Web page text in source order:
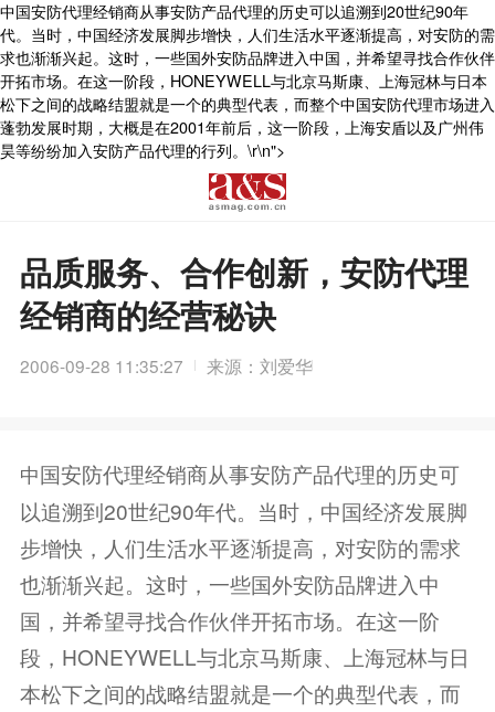
中国安防代理经销商从事安防产品代理的历史可以追溯到20世纪90年
代。当时，中国经济发展脚步增快，人们生活水平逐渐提高，对安防的需
求也渐渐兴起。这时，一些国外安防品牌进入中国，并希望寻找合作伙伴
开拓市场。在这一阶段，HONEYWELL与北京马斯康、上海冠林与日本
松下之间的战略结盟就是一个的典型代表，而整个中国安防代理市场进入
蓬勃发展时期，大概是在2001年前后，这一阶段，上海安盾以及广州伟
昊等纷纷加入安防产品代理的行列。\r\n">
品质服务、合作创新，安防代理
经销商的经营秘诀
2006-09-28 11:35:27 来源：刘爱华
中国安防代理经销商从事安防产品代理的历史可
以追溯到20世纪90年代。当时，中国经济发展脚
步增快，人们生活水平逐渐提高，对安防的需求
也渐渐兴起。这时，一些国外安防品牌进入中
国，并希望寻找合作伙伴开拓市场。在这一阶
段，HONEYWELL与北京马斯康、上海冠林与日
本松下之间的战略结盟就是一个的典型代表，而